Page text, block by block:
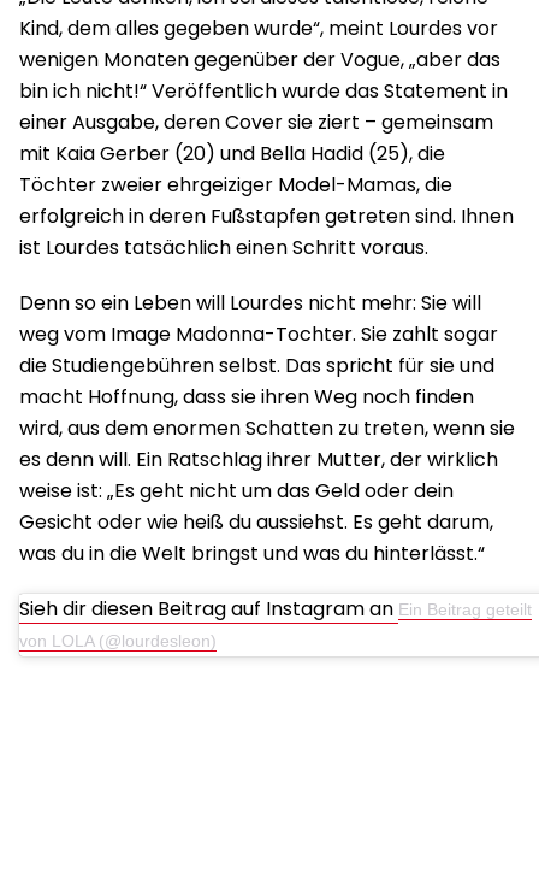
Kind, dem alles gegeben wurde“, meint Lourdes vor
wenigen Monaten gegenüber der Vogue, „aber das
bin ich nicht!“ Veröffentlich wurde das Statement in
einer Ausgabe, deren Cover sie ziert – gemeinsam
mit Kaia Gerber (20) und Bella Hadid (25), die
Töchter zweier ehrgeiziger Model-Mamas, die
erfolgreich in deren Fußstapfen getreten sind. Ihnen
ist Lourdes tatsächlich einen Schritt voraus.
Denn so ein Leben will Lourdes nicht mehr: Sie will
weg vom Image Madonna-Tochter. Sie zahlt sogar
die Studiengebühren selbst. Das spricht für sie und
macht Hoffnung, dass sie ihren Weg noch finden
wird, aus dem enormen Schatten zu treten, wenn sie
es denn will. Ein Ratschlag ihrer Mutter, der wirklich
weise ist: „Es geht nicht um das Geld oder dein
Gesicht oder wie heiß du aussiehst. Es geht darum,
was du in die Welt bringst und was du hinterlässt.“
Sieh dir diesen Beitrag auf Instagram an Ein Beitrag geteilt
von LOLA (@lourdesleon)